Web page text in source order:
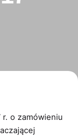
r. o zamówieniu